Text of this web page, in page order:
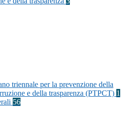
triennale per la prevenzione della
e della trasparenza (PTPCT) 1
56